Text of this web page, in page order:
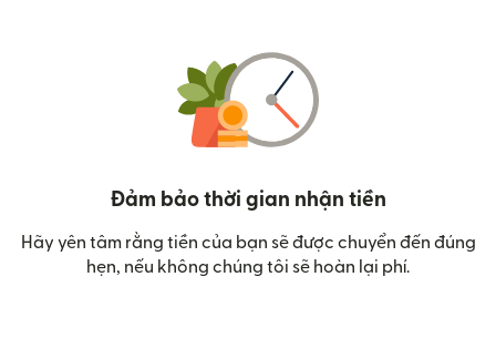
Đảm bảo thời gian nhận tiền
Hãy yên tâm rằng tiền của bạn sẽ được chuyển đến đúng
hẹn, nếu không chúng tôi sẽ hoàn lại phí.